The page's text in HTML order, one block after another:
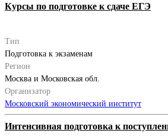
Курсы по подготовке к сдаче ЕГЭ
Тип
Подготовка к экзаменам
Регион
Москва и Московская обл.
Организатор
Московский экономический институт
Интенсивная подготовка к